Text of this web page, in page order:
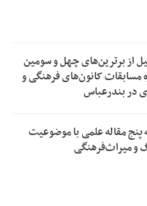
از بر‌ترین‌های چهل و سومین
مسابقات کانون‌های فرهنگی و
در بندرعباس
پنج مقاله علمی با موضوعیت
و میراث‌فرهنگی